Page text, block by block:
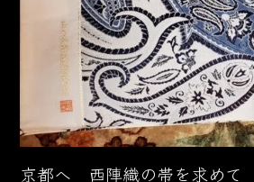
京都へ 西陣織の帯を求めて